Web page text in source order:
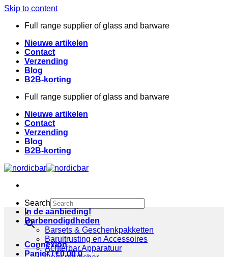
Skip to content
Full range supplier of glass and barware
Nieuwe artikelen
Contact
Verzending
Blog
B2B-korting
Full range supplier of glass and barware
Nieuwe artikelen
Contact
Verzending
Blog
B2B-korting
Search
×
Connexion
Panier /€0,00 0
In de aanbieding!
Barbenodigdheden
Barsets & Geschenkpakketten
Baruitrusting en Accessoires
Achterbar Apparatuur